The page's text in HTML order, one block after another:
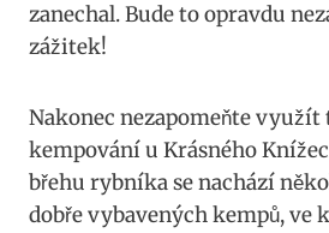
zanechal. Bude to opravdu
zážitek!
Nakonec nezapomeňte využít
kempování u Krásného
břehu rybníka se nachází
dobře vybavených kempů, ve